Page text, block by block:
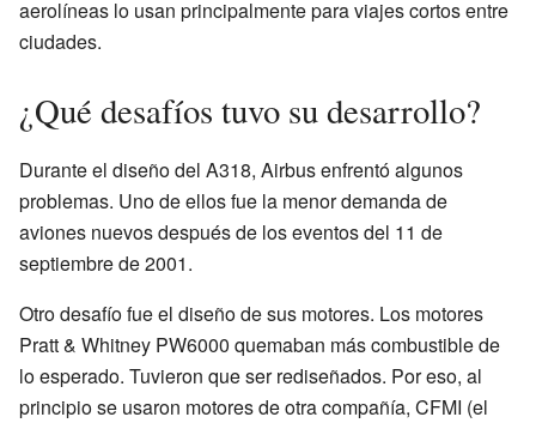
aerolíneas lo usan principalmente para viajes cortos entre
ciudades.
¿Qué desafíos tuvo su desarrollo?
Durante el diseño del A318, Airbus enfrentó algunos
problemas. Uno de ellos fue la menor demanda de
aviones nuevos después de los eventos del 11 de
septiembre de 2001.
Otro desafío fue el diseño de sus motores. Los motores
Pratt & Whitney PW6000 quemaban más combustible de
lo esperado. Tuvieron que ser rediseñados. Por eso, al
principio se usaron motores de otra compañía, CFMI (el